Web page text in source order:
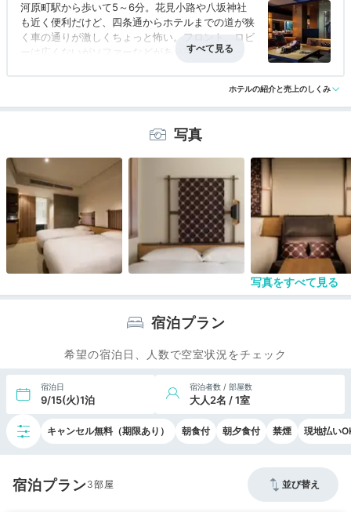
河原町駅から歩いて5～6分。花見小路や八坂神社
も近く便利だけど、四条通からホテルまでの道が狭
く車の通りが激しくちょっと怖い。フロント、ロビ
ーは広くないがソファーなどがあり寛げるスペース
ぎず、広すぎずでちょうど良い。テレビはネット対
応で便利。部屋にはシャワーだけでバスタブがなか
ったが素晴らしい大浴場があった。朝食はバイキン
グだったが品数は少なく味もイマイチで残念だっ
た。
ホテルの紹介と売上のしくみ
写真
写真をすべて見る
宿泊プラン
希望の宿泊日、人数で空室状況をチェック
宿泊日
9/15(火)1泊
宿泊者数 / 部屋数
大人2名 / 1室
キャンセル無料（期限あり） 朝食付 朝夕食付 禁煙 現地払い
宿泊プラン3 並び替え